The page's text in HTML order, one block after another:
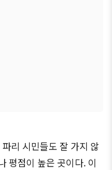
리 시민들도 잘 가지 않
평점이 높은 곳이다. 이